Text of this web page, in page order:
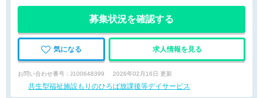
募集状況を確認する
気になる 求人情報を見る
お問い合わせ番号 : J100648399 2026年02月16日 更新
共生型福祉施設もりのひろば放課後等デイサービス